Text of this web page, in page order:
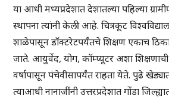
या आधी मध्यप्रदेशात देशातल्या पहिल्या
स्थापना त्यांनी केली आहे. चित्रकूट
शाळेपासून डॉक्टरेटपर्यंतचे शिक्षण एकाच
जाते. आयुर्वेद, योग, कॉम्प्यूटर अशा शिक्षणाची
वर्षापासून पंचेवीसापर्यंत राहता येते. पुढे
त्याआधी नानाजींनी उत्तरप्रदेशात गोंडा